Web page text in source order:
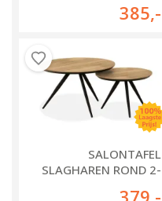
385,-
SALONTAFEL
SLAGHAREN ROND 2-
379,-